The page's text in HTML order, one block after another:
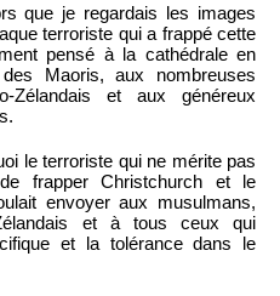
que je regardais les images
terroriste qui a frappé cette
pensé à la cathédrale en
Maoris, aux nombreuses
Zélandais et aux généreux
le terroriste qui ne mérite pas
frapper Christchurch et le
envoyer aux musulmans,
et à tous ceux qui
et la tolérance dans le